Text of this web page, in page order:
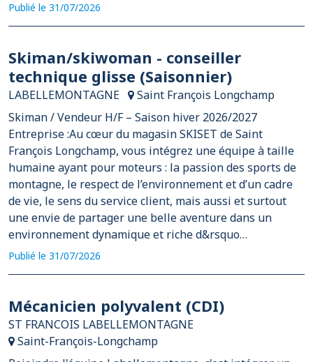
Publié le 31/07/2026
Skiman/skiwoman - conseiller
technique glisse (Saisonnier)
LABELLEMONTAGNE
Saint François Longchamp
Skiman / Vendeur H/F – Saison hiver 2026/2027
Entreprise :Au cœur du magasin SKISET de Saint
François Longchamp, vous intégrez une équipe à taille
humaine ayant pour moteurs : la passion des sports de
montagne, le respect de l’environnement et d’un cadre
de vie, le sens du service client, mais aussi et surtout
une envie de partager une belle aventure dans un
environnement dynamique et riche d&rsquo…
Publié le 31/07/2026
Mécanicien polyvalent (CDI)
ST FRANCOIS LABELLEMONTAGNE
Saint-François-Longchamp